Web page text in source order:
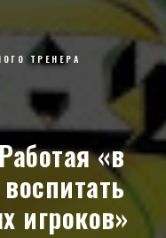
ТРЕНЕРА
«в
игроков»